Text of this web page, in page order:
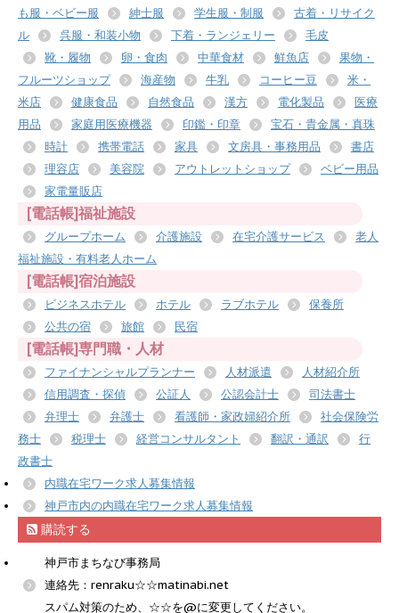
も服・ベビー服
紳士服 学生服・制服
古着・リサイク
ル
呉服・和装小物 下着・ランジェリー
毛皮
靴・履物
卵・食肉 中華食材 鮮魚店
果物・
フルーツショップ
海産物 牛乳 コーヒー豆
米・
米店
健康食品 自然食品 漢方 電化製品
医療
用品
家庭用医療機器 印鑑・印章
宝石・貴金属・真珠
時計
携帯電話 家具 文房具・事務用品
書店
理容店
美容院 アウトレットショップ
ベビー用品
家電量販店
[電話帳]福祉施設
グループホーム 介護施設 在宅介護サービス
老人
福祉施設・有料老人ホーム
[電話帳]宿泊施設
ビジネスホテル ホテル ラブホテル
保養所
公共の宿
旅館 民宿
[電話帳]専門職・人材
ファイナンシャルプランナー 人材派遣
人材紹介所
信用調査・探偵
公証人 公認会計士
司法書士
弁理士
弁護士 看護師・家政婦紹介所
社会保険労
務士
税理士 経営コンサルタント 翻訳・通訳
行
政書士
内職在宅ワーク求人募集情報
神戸市内の内職在宅ワーク求人募集情報
購読する
神戸市まちなび事務局
連絡先：renraku☆☆matinabi.net
スパム対策のため、☆☆を@に変更してください。